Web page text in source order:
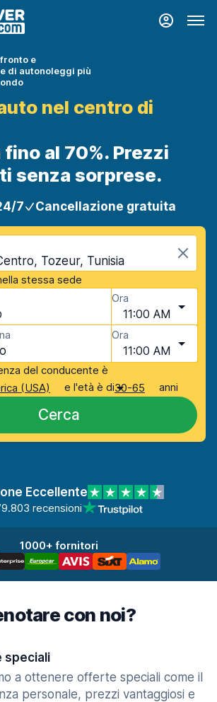
e
di autonoleggi più
nel centro di
al 70%. Prezzi
senza sorprese.
7 Cancellazione gratuita
Tozeur, Tunisia
stessa sede
Ora
11:00 AM
Ora
11:00 AM
del conducente è
(USA)
e l'età è di30-65 anni
Cerca
Eccellente
recensioni
1000+ fornitori
con noi?
speciali
a ottenere offerte speciali come il
personale, prezzi vantaggiosi e